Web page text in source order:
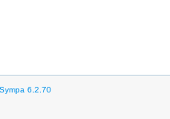
6.2.70